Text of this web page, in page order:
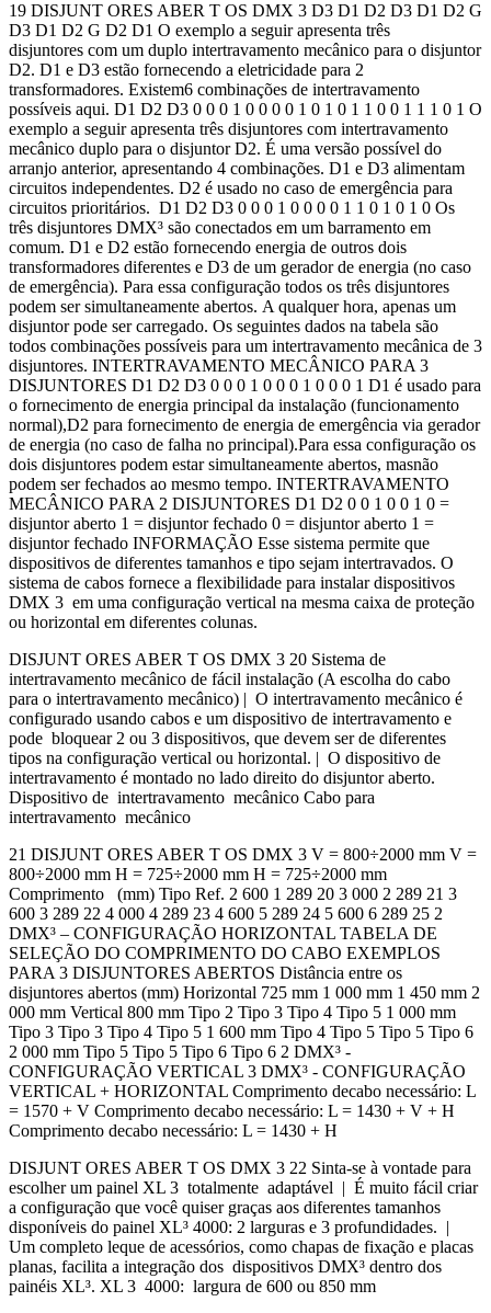
19 DISJUNT ORES ABER T OS DMX 3 D3 D1 D2 D3 D1 D2 G
D3 D1 D2 G D2 D1 O exemplo a seguir apresenta três
disjuntores com um duplo intertravamento mecânico para o disjuntor
D2. D1 e D3 estão fornecendo a eletricidade para 2
transformadores. Existem6 combinações de intertravamento
possíveis aqui. D1 D2 D3 0 0 0 1 0 0 0 0 1 0 1 0 1 1 0 0 1 1 1 0 1 O
exemplo a seguir apresenta três disjuntores com intertravamento
mecânico duplo para o disjuntor D2. É uma versão possível do
arranjo anterior, apresentando 4 combinações. D1 e D3 alimentam
circuitos independentes. D2 é usado no caso de emergência para
circuitos prioritários. D1 D2 D3 0 0 0 1 0 0 0 0 1 1 0 1 0 1 0 Os
três disjuntores DMX³ são conectados em um barramento em
comum. D1 e D2 estão fornecendo energia de outros dois
transformadores diferentes e D3 de um gerador de energia (no caso
de emergência). Para essa configuração todos os três disjuntores
podem ser simultaneamente abertos. A qualquer hora, apenas um
disjuntor pode ser carregado. Os seguintes dados na tabela são
todos combinações possíveis para um intertravamento mecânica de 3
disjuntores. INTERTRAVAMENTO MECÂNICO PARA 3
DISJUNTORES D1 D2 D3 0 0 0 1 0 0 0 1 0 0 0 1 D1 é usado para
o fornecimento de energia principal da instalação (funcionamento
normal),D2 para fornecimento de energia de emergência via gerador
de energia (no caso de falha no principal).Para essa configuração os
dois disjuntores podem estar simultaneamente abertos, masnão
podem ser fechados ao mesmo tempo. INTERTRAVAMENTO
MECÂNICO PARA 2 DISJUNTORES D1 D2 0 0 1 0 0 1 0 =
disjuntor aberto 1 = disjuntor fechado 0 = disjuntor aberto 1 =
disjuntor fechado INFORMAÇÃO Esse sistema permite que
dispositivos de diferentes tamanhos e tipo sejam intertravados. O
sistema de cabos fornece a flexibilidade para instalar dispositivos
DMX 3 em uma configuração vertical na mesma caixa de proteção
ou horizontal em diferentes colunas.
DISJUNT ORES ABER T OS DMX 3 20 Sistema de
intertravamento mecânico de fácil instalação (A escolha do cabo
para o intertravamento mecânico) | O intertravamento mecânico é
configurado usando cabos e um dispositivo de intertravamento e
pode bloquear 2 ou 3 dispositivos, que devem ser de diferentes
tipos na configuração vertical ou horizontal. | O dispositivo de
intertravamento é montado no lado direito do disjuntor aberto.
Dispositivo de intertravamento mecânico Cabo para
intertravamento mecânico
21 DISJUNT ORES ABER T OS DMX 3 V = 800÷2000 mm V =
800÷2000 mm H = 725÷2000 mm H = 725÷2000 mm
Comprimento (mm) Tipo Ref. 2 600 1 289 20 3 000 2 289 21 3
600 3 289 22 4 000 4 289 23 4 600 5 289 24 5 600 6 289 25 2
DMX³ – CONFIGURAÇÃO HORIZONTAL TABELA DE
SELEÇÃO DO COMPRIMENTO DO CABO EXEMPLOS
PARA 3 DISJUNTORES ABERTOS Distância entre os
disjuntores abertos (mm) Horizontal 725 mm 1 000 mm 1 450 mm 2
000 mm Vertical 800 mm Tipo 2 Tipo 3 Tipo 4 Tipo 5 1 000 mm
Tipo 3 Tipo 3 Tipo 4 Tipo 5 1 600 mm Tipo 4 Tipo 5 Tipo 5 Tipo 6
2 000 mm Tipo 5 Tipo 5 Tipo 6 Tipo 6 2 DMX³ -
CONFIGURAÇÃO VERTICAL 3 DMX³ - CONFIGURAÇÃO
VERTICAL + HORIZONTAL Comprimento decabo necessário: L
= 1570 + V Comprimento decabo necessário: L = 1430 + V + H
Comprimento decabo necessário: L = 1430 + H
DISJUNT ORES ABER T OS DMX 3 22 Sinta-se à vontade para
escolher um painel XL 3 totalmente adaptável | É muito fácil criar
a configuração que você quiser graças aos diferentes tamanhos
disponíveis do painel XL³ 4000: 2 larguras e 3 profundidades. |
Um completo leque de acessórios, como chapas de fixação e placas
planas, facilita a integração dos dispositivos DMX³ dentro dos
painéis XL³. XL 3 4000: largura de 600 ou 850 mm